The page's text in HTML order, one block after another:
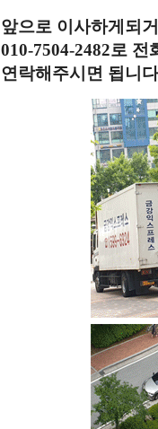
앞으로 이사하게되
010-7504-2482로 전
연락해주시면 됩니